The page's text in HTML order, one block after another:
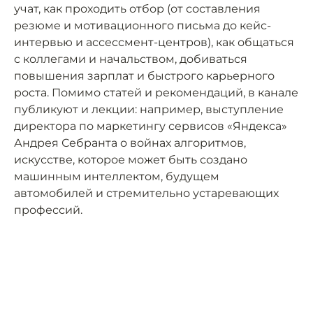
учат, как проходить отбор (от составления
резюме и мотивационного письма до кейс-
интервью и ассессмент-центров), как общаться
с коллегами и начальством, добиваться
повышения зарплат и быстрого карьерного
роста. Помимо статей и рекомендаций, в канале
публикуют и лекции: например, выступление
директора по маркетингу сервисов «Яндекса»
Андрея Себранта о войнах алгоритмов,
искусстве, которое может быть создано
машинным интеллектом, будущем
автомобилей и стремительно устаревающих
профессий.